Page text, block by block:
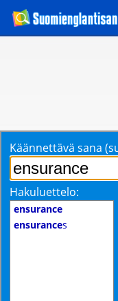
Käännettävä sana
Hakuluettelo:
ensurance
ensurances